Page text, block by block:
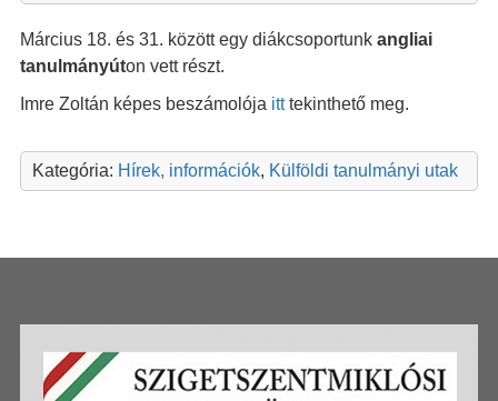
Március 18. és 31. között egy diákcsoportunk angliai
tanulmányúton vett részt.
Imre Zoltán képes beszámolója itttekinthető meg.
Kategória: Hírek, információk, Külföldi tanulmányi utak